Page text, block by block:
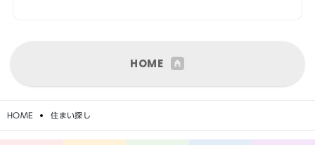
HOME
HOME 住まい探し